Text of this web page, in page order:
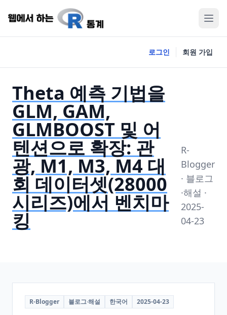
로그인 회원 가입
Theta 예측 기법을
GLM, GAM,
GLMBOOST 및 어
텐션으로 확장: 관
광, M1, M3, M4 대
회 데이터셋(28000
시리즈)에서 벤치마
킹
R-
Blogger
· 블로그
·해설 ·
2025-
04-23
R-Blogger 블로그·해설 한국어 2025-04-23